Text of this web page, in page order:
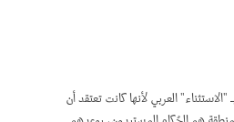
العربي لأنها كانت تعتقد أن